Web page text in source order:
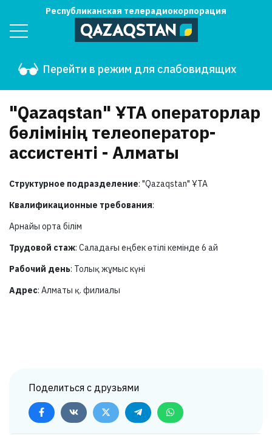
Республиканская телерадиокорпорация
Перейти в режим для слабовидящих
"Qazaqstan" ҰТА операторлар
бөлімінің телеоператор-
ассистенті - Алматы
Структурное подразделение: "Qazaqstan" ҰТА
Квалификационные требования:
Арнайы орта білім
Трудовой стаж: Саладағы еңбек өтілі кемінде 6 ай
Рабочий день: Толық жұмыс күні
Адрес: Алматы қ. филиалы
Поделиться с друзьями